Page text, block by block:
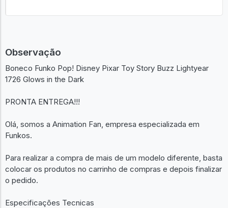
Observação
Boneco Funko Pop! Disney Pixar Toy Story Buzz Lightyear
1726 Glows in the Dark
PRONTA ENTREGA!!!
Olá, somos a Animation Fan, empresa especializada em
Funkos.
Para realizar a compra de mais de um modelo diferente, basta
colocar os produtos no carrinho de compras e depois finalizar
o pedido.
Especificações Tecnicas